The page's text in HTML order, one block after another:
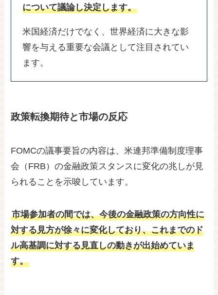
について議論し決定します。
米国経済だけでなく、世界経済に大きな影
響を与える重要な会議として注目されてい
ます。​​​​​​​​​​​​​​​​
政策転換期待と市場の反応
FOMCの議事要旨の内容は、米連邦準備制度理事
会（FRB）の金融政策スタンスに変化の兆しが見
られることを示唆しています。
市場参加者の間では、今後の金融政策の方向性に
対する見方が徐々に変化しており、これまでのド
ル高基調に対する見直しの動きが出始めていま
す。